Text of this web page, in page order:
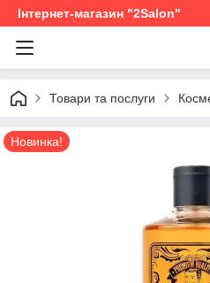
Інтернет-магазин "2Salon"
Товари та послуги
Новинка!